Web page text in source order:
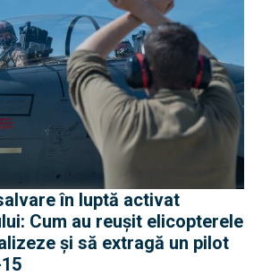
în luptă activat
Cum au reușit elicopterele
și să extragă un pilot